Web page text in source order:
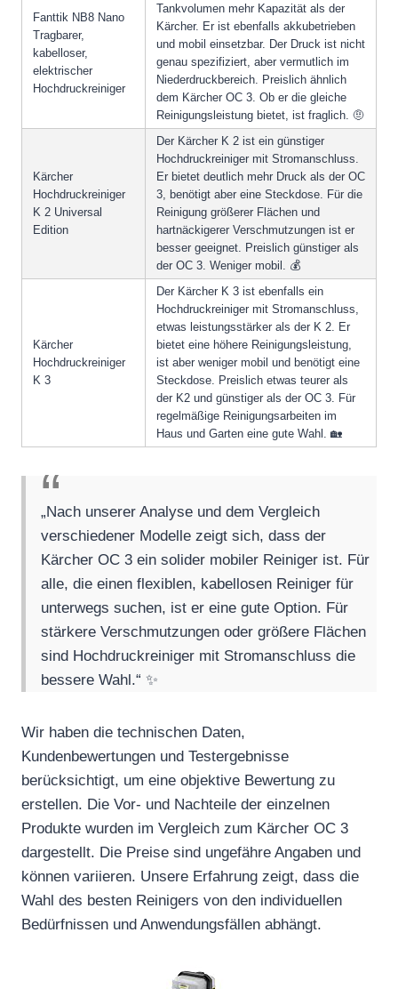
Fanttik NB8 Nano
Tragbarer,
kabelloser,
elektrischer
Hochdruckreiniger
Tankvolumen mehr Kapazität als der
Kärcher. Er ist ebenfalls akkubetrieben
und mobil einsetzbar. Der Druck ist nicht
genau spezifiziert, aber vermutlich im
Niederdruckbereich. Preislich ähnlich
dem Kärcher OC 3. Ob er die gleiche
Reinigungsleistung bietet, ist fraglich. 🤨
Kärcher
Hochdruckreiniger
K 2 Universal
Edition
Der Kärcher K 2 ist ein günstiger
Hochdruckreiniger mit Stromanschluss.
Er bietet deutlich mehr Druck als der OC
3, benötigt aber eine Steckdose. Für die
Reinigung größerer Flächen und
hartnäckigerer Verschmutzungen ist er
besser geeignet. Preislich günstiger als
der OC 3. Weniger mobil. 💰
Kärcher
Hochdruckreiniger
K 3
Der Kärcher K 3 ist ebenfalls ein
Hochdruckreiniger mit Stromanschluss,
etwas leistungsstärker als der K 2. Er
bietet eine höhere Reinigungsleistung,
ist aber weniger mobil und benötigt eine
Steckdose. Preislich etwas teurer als
der K2 und günstiger als der OC 3. Für
regelmäßige Reinigungsarbeiten im
Haus und Garten eine gute Wahl. 🏡
„Nach unserer Analyse und dem Vergleich
verschiedener Modelle zeigt sich, dass der
Kärcher OC 3 ein solider mobiler Reiniger ist. Für
alle, die einen flexiblen, kabellosen Reiniger für
unterwegs suchen, ist er eine gute Option. Für
stärkere Verschmutzungen oder größere Flächen
sind Hochdruckreiniger mit Stromanschluss die
bessere Wahl.“ ✨
Wir haben die technischen Daten,
Kundenbewertungen und Testergebnisse
berücksichtigt, um eine objektive Bewertung zu
erstellen. Die Vor- und Nachteile der einzelnen
Produkte wurden im Vergleich zum Kärcher OC 3
dargestellt. Die Preise sind ungefähre Angaben und
können variieren. Unsere Erfahrung zeigt, dass die
Wahl des besten Reinigers von den individuellen
Bedürfnissen und Anwendungsfällen abhängt.